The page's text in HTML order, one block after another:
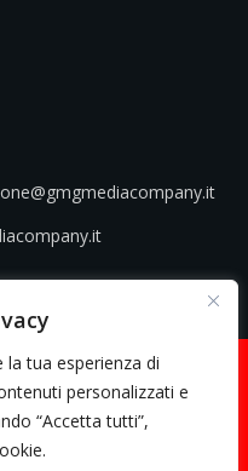
tua esperienza di
personalizzati e
“Accetta tutti”,
Gianluca | Sede legale: Corso